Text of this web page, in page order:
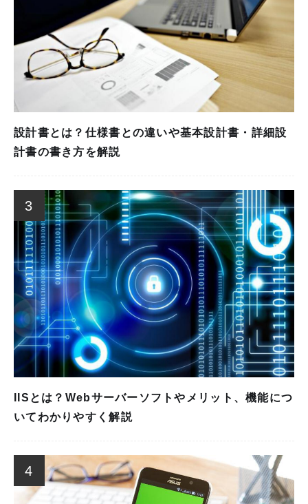
設計書とは？仕様書との違いや基本設計書・詳細設
計書の書き方を解説
3
IISとは？Webサーバーソフトやメリット、機能につ
いてわかりやすく解説
4